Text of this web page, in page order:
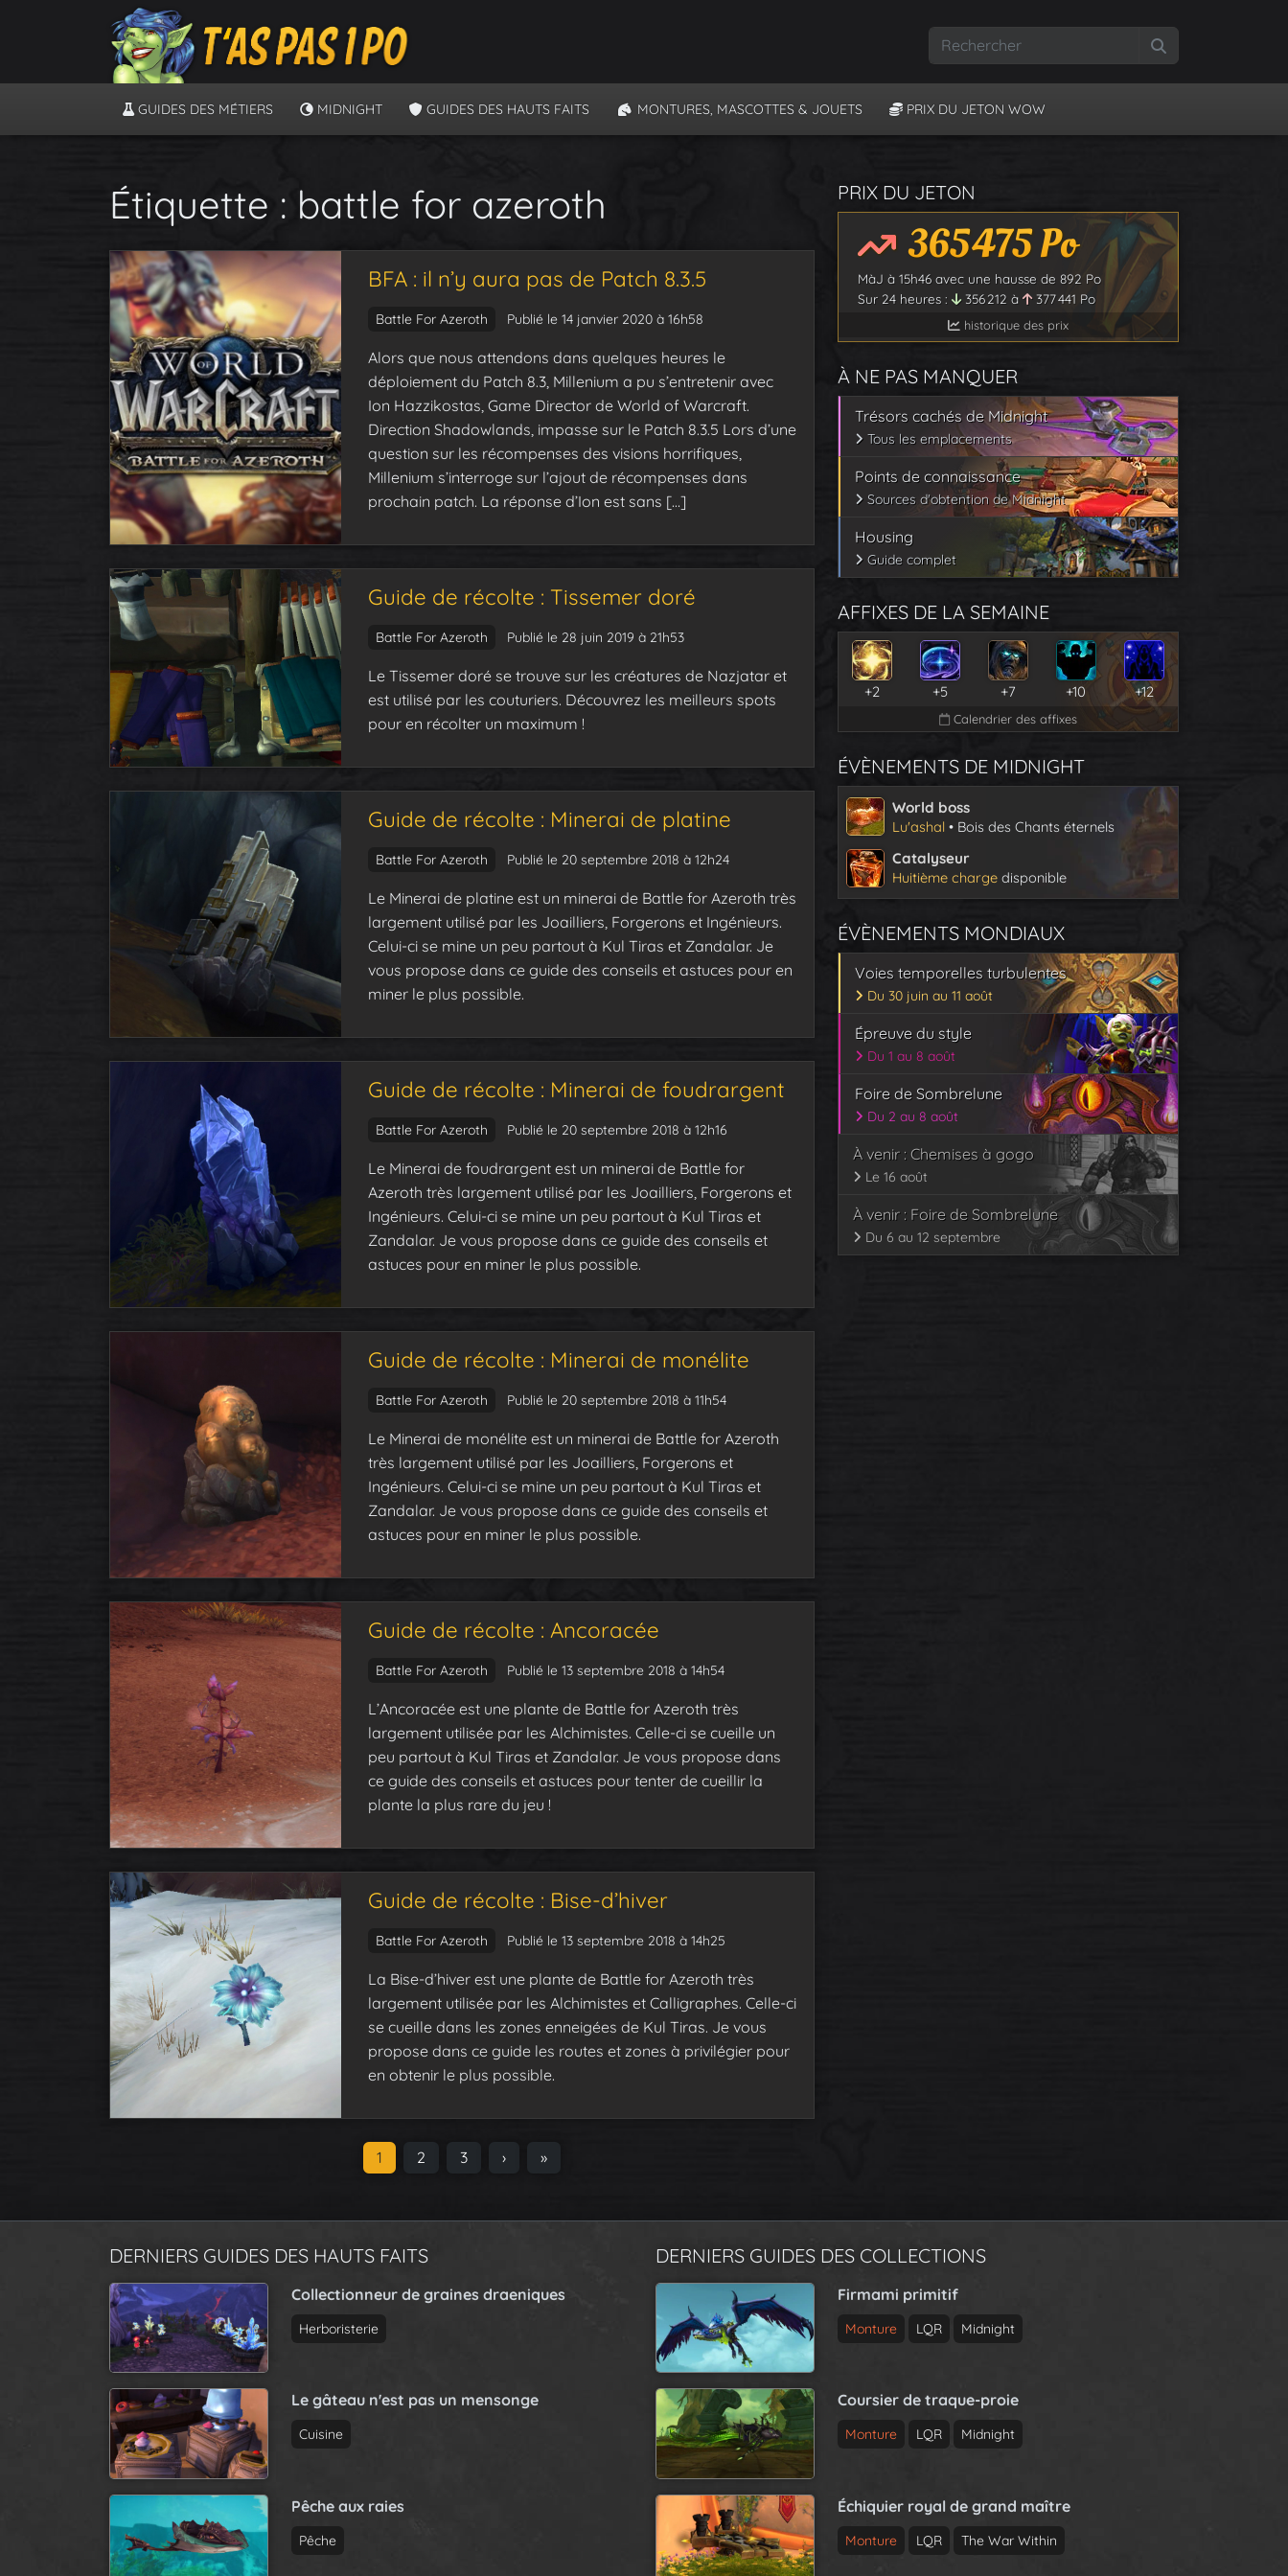
GUIDES DES MÉTIERS MIDNIGHT GUIDES DES HAUTS FAITS MONTURES, MASCOTTES & JOUETS PRIX DU JETON WOW
Étiquette : battle for azeroth
BFA : il n’y aura pas de Patch 8.3.5
Battle For Azeroth Publié le 14 janvier 2020 à 16h58
Alors que nous attendons dans quelques heures le
déploiement du Patch 8.3, Millenium a pu s’entretenir avec
Ion Hazzikostas, Game Director de World of Warcraft.
Direction Shadowlands, impasse sur le Patch 8.3.5 Lors d’une
question sur les récompenses des visions horrifiques,
Millenium s’interroge sur l’ajout de récompenses dans
prochain patch. La réponse d’Ion est sans […]
Guide de récolte : Tissemer doré
Battle For Azeroth Publié le 28 juin 2019 à 21h53
Le Tissemer doré se trouve sur les créatures de Nazjatar et
est utilisé par les couturiers. Découvrez les meilleurs spots
pour en récolter un maximum !
Guide de récolte : Minerai de platine
Battle For Azeroth Publié le 20 septembre 2018 à 12h24
Le Minerai de platine est un minerai de Battle for Azeroth très
largement utilisé par les Joailliers, Forgerons et Ingénieurs.
Celui-ci se mine un peu partout à Kul Tiras et Zandalar. Je
vous propose dans ce guide des conseils et astuces pour en
miner le plus possible.
Guide de récolte : Minerai de foudrargent
Battle For Azeroth Publié le 20 septembre 2018 à 12h16
Le Minerai de foudrargent est un minerai de Battle for
Azeroth très largement utilisé par les Joailliers, Forgerons et
Ingénieurs. Celui-ci se mine un peu partout à Kul Tiras et
Zandalar. Je vous propose dans ce guide des conseils et
astuces pour en miner le plus possible.
Guide de récolte : Minerai de monélite
Battle For Azeroth Publié le 20 septembre 2018 à 11h54
Le Minerai de monélite est un minerai de Battle for Azeroth
très largement utilisé par les Joailliers, Forgerons et
Ingénieurs. Celui-ci se mine un peu partout à Kul Tiras et
Zandalar. Je vous propose dans ce guide des conseils et
astuces pour en miner le plus possible.
Guide de récolte : Ancoracée
Battle For Azeroth Publié le 13 septembre 2018 à 14h54
L’Ancoracée est une plante de Battle for Azeroth très
largement utilisée par les Alchimistes. Celle-ci se cueille un
peu partout à Kul Tiras et Zandalar. Je vous propose dans
ce guide des conseils et astuces pour tenter de cueillir la
plante la plus rare du jeu !
Guide de récolte : Bise-d’hiver
Battle For Azeroth Publié le 13 septembre 2018 à 14h25
La Bise-d’hiver est une plante de Battle for Azeroth très
largement utilisée par les Alchimistes et Calligraphes. Celle-ci
se cueille dans les zones enneigées de Kul Tiras. Je vous
propose dans ce guide les routes et zones à privilégier pour
en obtenir le plus possible.
e
n
v
i
g
a
t
i
o
n
C
e
t
P
a
e
1
P
2
P
3 › »
PRIX DU JETON
365 475Po
MàJ à 15h46 avec une hausse de 892 Po
Sur 24 heures :
356 212 à 377 441 Po
historique des prix
À NE PAS MANQUER
Trésors cachés de Midnight
Tous les emplacements
Points de connaissance
Sources d'obtention de Midnight
Housing
Guide complet
AFFIXES DE LA SEMAINE
+2 +5 +7 +10 +12
Calendrier des affixes
ÉVÈNEMENTS DE MIDNIGHT
World boss
Lu'ashal • Bois des Chants éternels
Catalyseur
Huitième charge disponible
ÉVÈNEMENTS MONDIAUX
Voies temporelles turbulentes
Du 30 juin au 11 août
Épreuve du style
Du 1 au 8 août
Foire de Sombrelune
Du 2 au 8 août
À venir : Chemises à gogo
Le 16 août
À venir : Foire de Sombrelune
Du 6 au 12 septembre
DERNIERS GUIDES DES HAUTS FAITS
Collectionneur de graines draeniques
Herboristerie
Le gâteau n'est pas un mensonge
Cuisine
Pêche aux raies
Pêche
DERNIERS GUIDES DES COLLECTIONS
Firmami primitif
Monture LQR Midnight
Coursier de traque-proie
Monture LQR Midnight
Échiquier royal de grand maître
Monture LQR The War Within